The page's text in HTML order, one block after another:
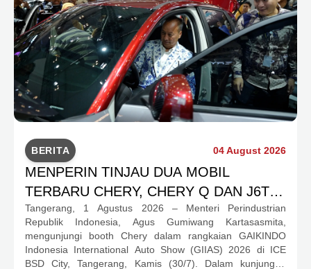
BERITA 04 August 2026
MENPERIN TINJAU DUA MOBIL
TERBARU CHERY, CHERY Q DAN J6T
CSH YANG JADI SOROTAN DI GIIAS
2026
Tangerang, 1 Agustus 2026 – Menteri Perindustrian
Republik Indonesia, Agus Gumiwang Kartasasmita,
mengunjungi booth Chery dalam rangkaian GAIKINDO
Indonesia International Auto Show (GIIAS) 2026 di ICE
BSD City, Tangerang, Kamis (30/7). Dalam kunjungan